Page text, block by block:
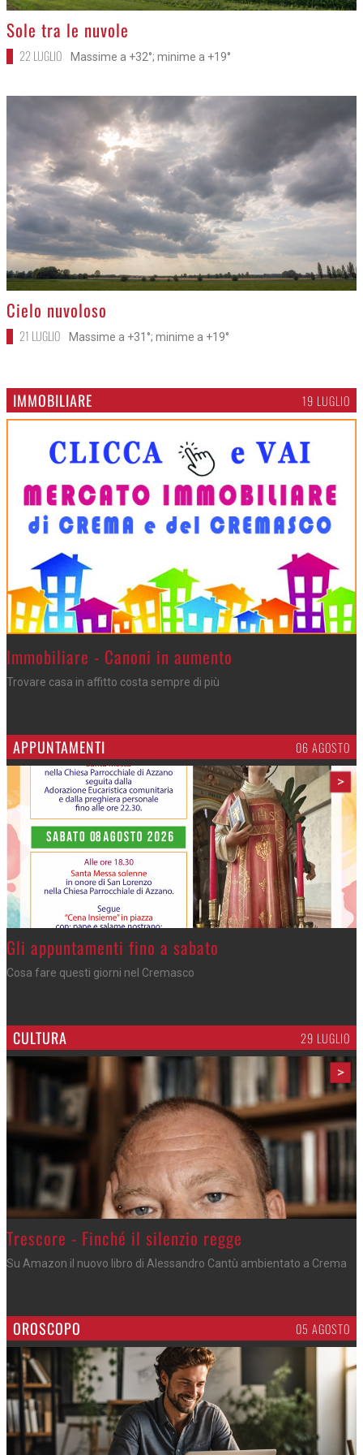
>
Sole tra le nuvole
22 LUGLIO Massime a +32°; minime a +19°
>
Cielo nuvoloso
21 LUGLIO Massime a +31°; minime a +19°
IMMOBILIARE 19 LUGLIO
>Immobiliare - Canoni in aumento
Trovare casa in affitto costa sempre di più
APPUNTAMENTI 06 AGOSTO
>
Casale Cremasco - Arriva il mago
Manumagic anima il quinto appuntamento di E... state in riva al Serio
CULTURA 29 LUGLIO
>
Trescore - Finché il silenzio regge
Su Amazon il nuovo libro di Alessandro Cantù ambientato a Crema
OROSCOPO 05 AGOSTO